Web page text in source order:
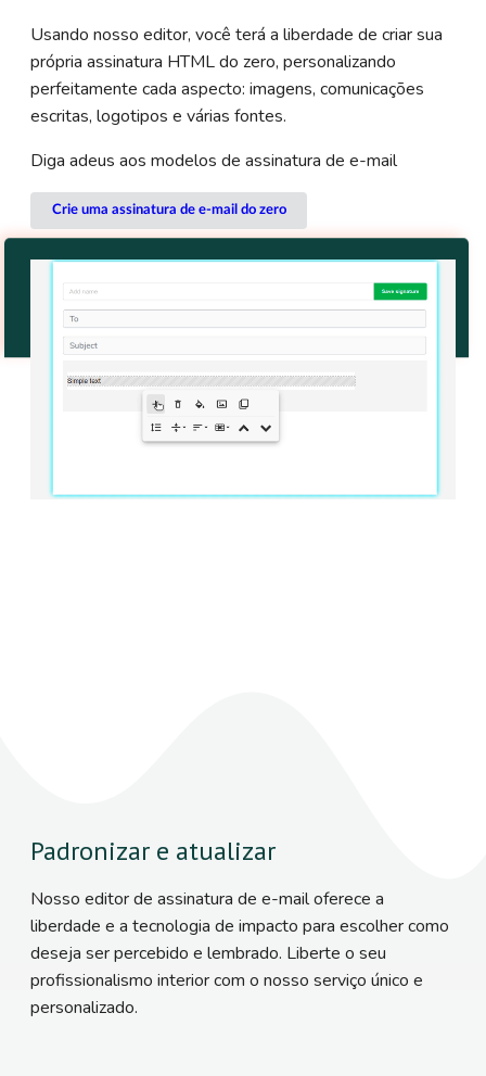
Usando nosso editor, você terá a liberdade de criar sua
própria assinatura HTML do zero, personalizando
perfeitamente cada aspecto: imagens, comunicações
escritas, logotipos e várias fontes.
Diga adeus aos modelos de assinatura de e-mail
Crie uma assinatura de e-mail do zero
Padronizar e atualizar
Nosso editor de assinatura de e-mail oferece a
liberdade e a tecnologia de impacto para escolher como
deseja ser percebido e lembrado. Liberte o seu
profissionalismo interior com o nosso serviço único e
personalizado.